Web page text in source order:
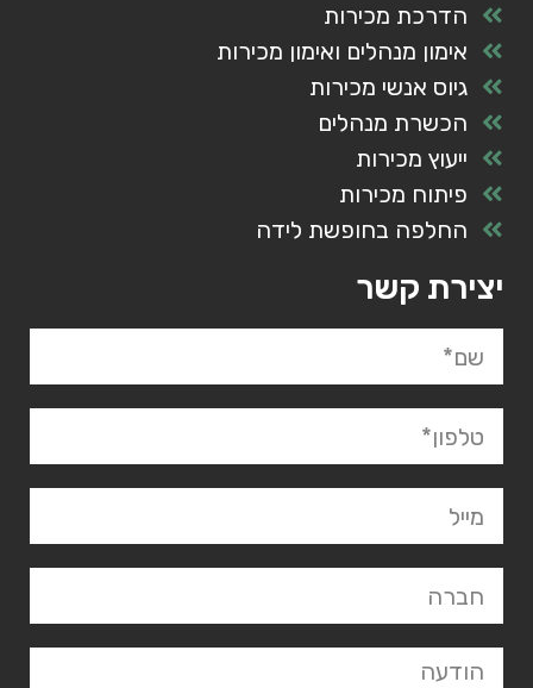
הדרכת מכירות
אימון מנהלים ואימון מכירות
גיוס אנשי מכירות
הכשרת מנהלים
ייעוץ מכירות
פיתוח מכירות
החלפה בחופשת לידה
יצירת קשר